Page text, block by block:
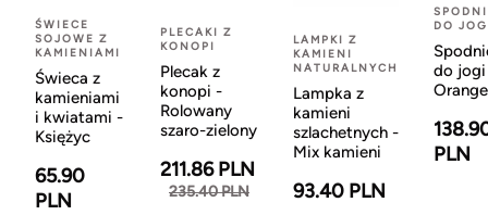
ŚWIECE
SOJOWE Z
KAMIENIAMI
Świeca z
kamieniami
i kwiatami -
Księżyc
65.90
PLN
PLECAKI Z
KONOPI
Plecak z
konopi -
Rolowany
szaro-zielony
211.86 PLN
235.40 PLN
LAMPKI Z
KAMIENI
NATURALNYCH
Lampka z
kamieni
szlachetnych -
Mix kamieni
93.40 PLN
DO
do
Orange
PLN